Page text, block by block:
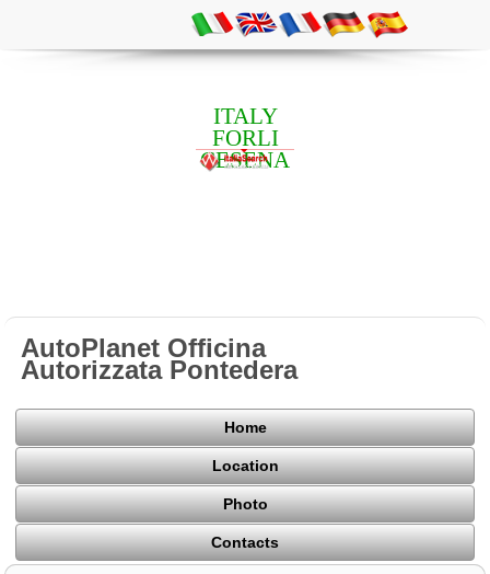
ITALY
FORLI
CESENA
AutoPlanet Officina
Autorizzata Pontedera
Home
Location
Photo
Contacts